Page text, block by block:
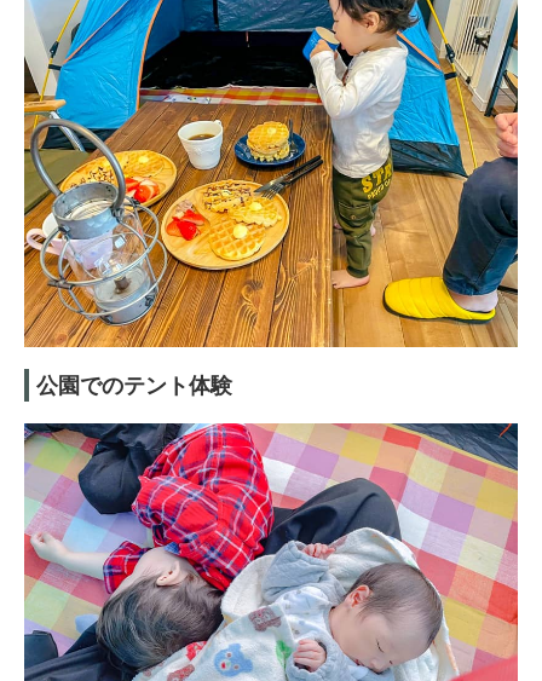
公園でのテント体験